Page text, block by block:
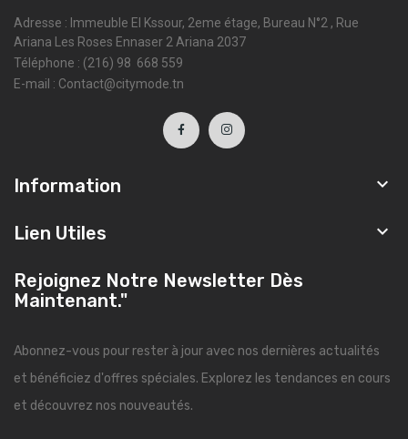
Adresse : Immeuble El Kssour, 2eme étage, Bureau N°2 , Rue
Ariana Les Roses Ennaser 2 Ariana 2037
Téléphone : (216) 98 668 559
E-mail : Contact@citymode.tn
Information 
Lien Utiles 
Rejoignez Notre Newsletter Dès
Maintenant."
Abonnez-vous pour rester à jour avec nos dernières actualités
et bénéficiez d'offres spéciales. Explorez les tendances en cours
et découvrez nos nouveautés.